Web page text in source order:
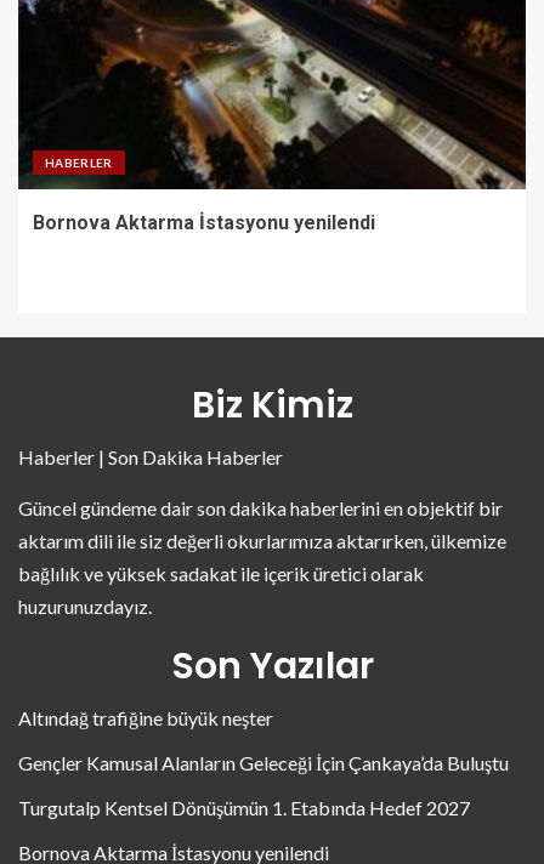
HABERLER
Bornova Aktarma İstasyonu yenilendi
Biz Kimiz
Haberler | Son Dakika Haberler
Güncel gündeme dair son dakika haberlerini en objektif bir
aktarım dili ile siz değerli okurlarımıza aktarırken, ülkemize
bağlılık ve yüksek sadakat ile içerik üretici olarak
huzurunuzdayız.
Son Yazılar
Altındağ trafiğine büyük neşter
Gençler Kamusal Alanların Geleceği İçin Çankaya’da Buluştu
Turgutalp Kentsel Dönüşümün 1. Etabında Hedef 2027
Bornova Aktarma İstasyonu yenilendi